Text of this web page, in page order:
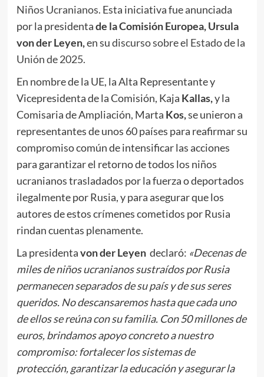
Niños Ucranianos. Esta iniciativa fue anunciada
por la presidentade la Comisión Europea, Ursula
von der Leyen,en sudiscurso sobre el Estado de la
Unión de 2025.
En nombre de la UE, la Alta Representante y
Vicepresidenta de la Comisión, Kaja Kallas,y la
Comisaria de Ampliación, Marta Kos,se unieron a
representantes de unos 60 países para reafirmar su
compromiso común de intensificar las acciones
para garantizar el retorno de todos los niños
ucranianos trasladados por la fuerza o deportados
ilegalmente por Rusia, y para asegurar que los
autores de estos crímenes cometidos por Rusia
rindan cuentas plenamente.
La presidentavon der Leyendeclaró: «Decenasde
miles de niños ucranianos sustraídos por Rusia
permanecen separados de su país y de sus seres
queridos. No descansaremos hasta que cada uno
de ellos se reúna con su familia. Con 50 millones de
euros, brindamos apoyo concreto a nuestro
compromiso: fortalecer los sistemas de
protección, garantizar la educación y asegurar la